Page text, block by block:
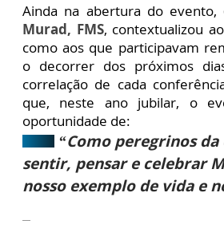
Ainda na abertura do evento,
Murad, FMS, contextualizou
como aos que participavam
o decorrer dos próximos
correlação de cada
que, neste ano jubilar, o
oportunidade de:
“Como peregrinos da
sentir, pensar e celebrar
nosso exemplo de vida e